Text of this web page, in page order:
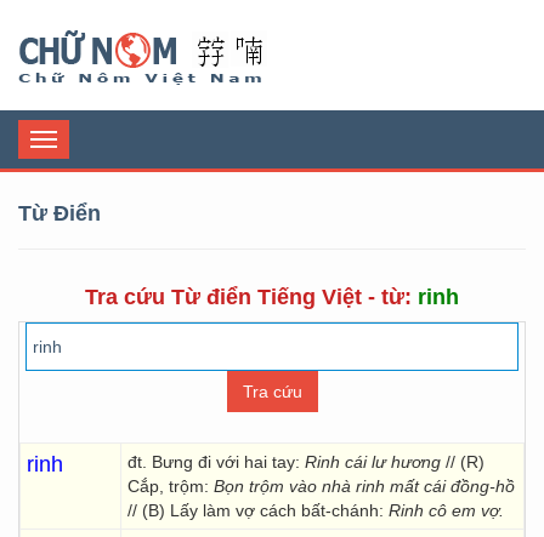
Toggle
navigation
Từ Điển
Tra cứu Từ điển Tiếng Việt - từ: rinh
rinh đt. Bưng đi với hai tay: Rinh cái lư hương // (R)
Cắp, trộm: Bọn trộm vào nhà rinh mất cái đồng-hồ
// (B) Lấy làm vợ cách bất-chánh: Rinh cô em vợ.